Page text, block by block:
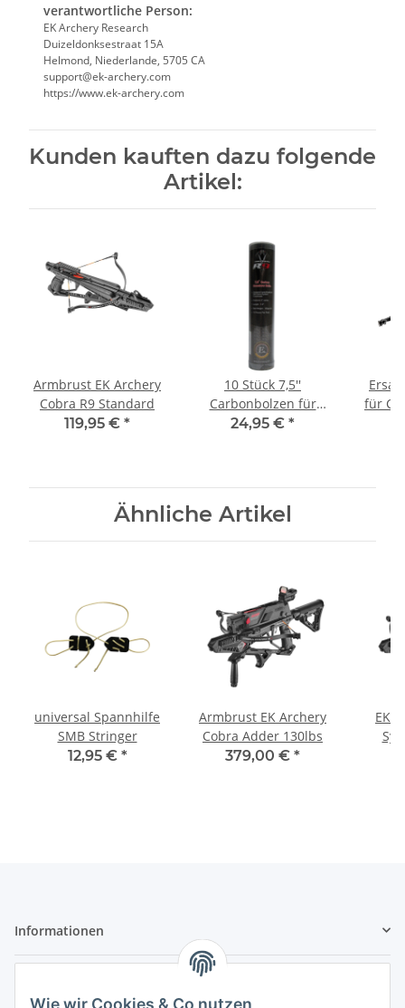
verantwortliche Person:
EK Archery Research
Duizeldonksestraat 15A
Helmond, Niederlande, 5705 CA
support@ek-archery.com
https://www.ek-archery.com
Kunden kauften dazu folgende
Artikel:
Armbrust EK Archery
Cobra R9 Standard
119,95 € *
10 Stück 7,5''
Carbonbolzen für
Cobra R9 von EK
24,95 € *
für
Ähnliche Artikel
universal Spannhilfe
SMB Stringer
12,95 € *
Armbrust EK Archery
Cobra Adder 130lbs
379,00 € *
EK
Informationen